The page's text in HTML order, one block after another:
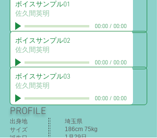
ボイスサンプル01
佐久間英明
00:00/ 00:00
ボイスサンプル02
佐久間英明
00:00/ 00:00
ボイスサンプル03
佐久間英明
00:00/ 00:00
PROFILE
出身地
サイズ
埼玉県
186cm 75kg​